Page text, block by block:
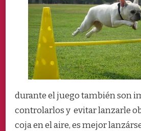
durante el juego también son
controlarlos y evitar lanzarle
coja en el aire, es mejor